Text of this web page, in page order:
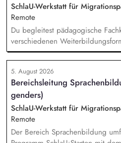
SchlaU-Werkstatt für
Remote
Du begleitest pädagogische
verschiedenen
Online-Workshops bis hin zu
Online-Selbstlernkurse für
Die inhaltlichen Schwerpunkte
Bereichen Lesen lernen,
Alphabetisierung in der
5. August 2026
Bereichsleitung
genders)
SchlaU-Werkstatt für
Remote
Der Bereich Sprachenbildung